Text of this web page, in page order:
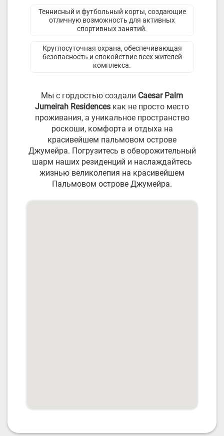
Теннисный и футбольный корты, создающие
отличную возможность для активных
спортивных занятий.
Круглосуточная охрана, обеспечивающая
безопасность и спокойствие всех жителей
комплекса.
Мы с гордостью создали Caesar Palm
Jumeirah Residences как не просто место
проживания, а уникальное пространство
роскоши, комфорта и отдыха на
красивейшем пальмовом острове
Джумейра. Погрузитесь в обворожительный
шарм наших резиденций и наслаждайтесь
жизнью великолепия на красивейшем
Пальмовом острове Джумейра.